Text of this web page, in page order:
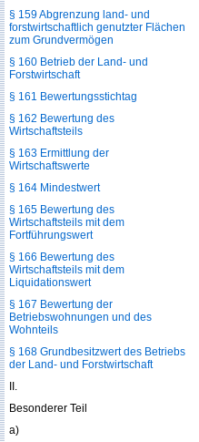
§ 159 Abgrenzung land- und
forstwirtschaftlich genutzter Flächen
zum Grundvermögen
§ 160 Betrieb der Land- und
Forstwirtschaft
§ 161 Bewertungsstichtag
§ 162 Bewertung des
Wirtschaftsteils
§ 163 Ermittlung der
Wirtschaftswerte
§ 164 Mindestwert
§ 165 Bewertung des
Wirtschaftsteils mit dem
Fortführungswert
§ 166 Bewertung des
Wirtschaftsteils mit dem
Liquidationswert
§ 167 Bewertung der
Betriebswohnungen und des
Wohnteils
§ 168 Grundbesitzwert des Betriebs
der Land- und Forstwirtschaft
II.
Besonderer Teil
a)